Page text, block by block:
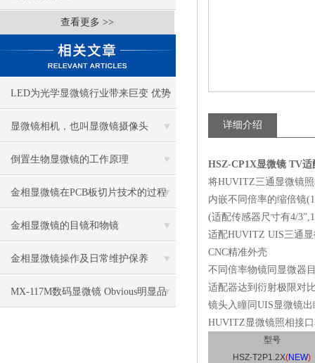
查看更多 >>
LED为光学显微镜行业带来巨变 优势
比传统卤素更明显
显微镜相机，也叫显微镜摄像头
倒置生物显微镜的工作原理
金相显微镜在PCB板切片技术的过程
控制中的作用
金相显微镜的目镜和物镜
金相显微镜操作及日常维护保养
MX-117M数码显微镜 Obvious明显品
详细介绍
HSZ-CP1X显微镜 TV适
将HUVITZ三通显微镜
内嵌不同倍率的缩倍镜
(适配传感器尺寸有4/
适配HUVITZ UIS三通
CNC精准外壳
不同倍率物镜同显微器
适配器达到衍射极限对
镜头入瞳同UIS显微镜
HUVITZ显微镜照相接
型号
HSZ-T2P1.2X(NEW)